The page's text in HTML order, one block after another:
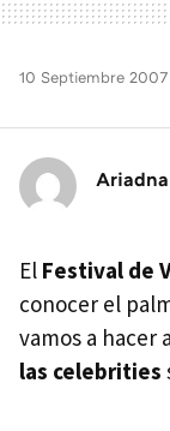
10 Septiembre 2007
El Festival de
conocer el
vamos a hacer
las celebrities